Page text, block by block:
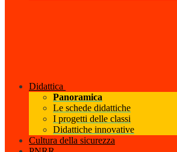
Didattica
Panoramica
Le schede didattiche
I progetti delle classi
Didattiche innovative
Cultura della sicurezza